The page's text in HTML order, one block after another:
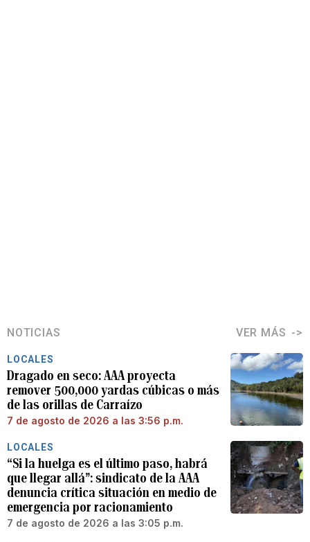
NOTICIAS VER MÁS
LOCALES
Dragado en seco: AAA proyecta
remover 500,000 yardas cúbicas o más
de las orillas de Carraízo
7 de agosto de 2026 a las 3:56 p.m.
LOCALES
“Si la huelga es el último paso, habrá
que llegar allá”: sindicato de la AAA
denuncia crítica situación en medio de
emergencia por racionamiento
7 de agosto de 2026 a las 3:05 p.m.